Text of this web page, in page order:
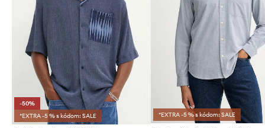
-50%
*EXTRA -5 % s kódom: SALE
*EXTRA -5 % s kódom: SALE